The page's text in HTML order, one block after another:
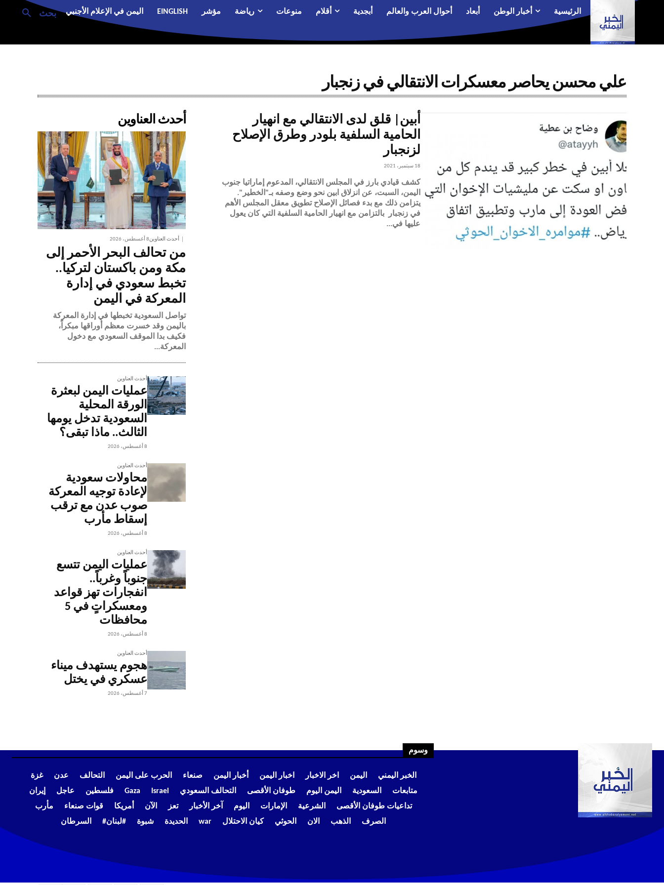
بحث الرئيسية أخبار الوطن أبعاد أحوال العرب والعالم أبجدية أقلام منوعات رياضة مؤشر EINGLISH اليمن في الإعلام الأجنبي
علي محسن يحاصر معسكرات الانتقالي في زنجبار
أبين| قلق لدى الانتقالي مع انهيار
الحامية السلفية بلودر وطرق الإصلاح
لزنجبار
18 سبتمبر، 2021
كشف قيادي بارز في المجلس الانتقالي، المدعوم إماراتيا جنوب
اليمن، السبت، عن انزلاق ابين نحو وضع وصفه بـ"الخطير".
يتزامن ذلك مع بدء فصائل الإصلاح تطويق معقل المجلس الأهم
في زنجبار بالتزامن مع انهيار الحامية السلفية التي كان يعول
عليها في...
أحدث العناوين
أحدث العناوين8 أغسطس، 2026
من تحالف البحر الأحمر إلى
مكة ومن باكستان لتركيا..
تخبط سعودي في إدارة
المعركة في اليمن
تواصل السعودية تخبطها في إدارة المعركة
باليمن وقد خسرت معظم أوراقها مبكراً،
فكيف بدا الموقف السعودي مع دخول
المعركة...
أحدث العناوين
عمليات اليمن لبعثرة
الورقة المحلية
السعودية تدخل يومها
الثالث.. ماذا تبقى؟
8 أغسطس، 2026
أحدث العناوين
محاولات سعودية
لإعادة توجيه المعركة
صوب عدن مع ترقب
إسقاط مأرب
8 أغسطس، 2026
أحدث العناوين
عمليات اليمن تتسع
جنوباً وغرباً..
انفجارات تهز قواعد
ومعسكراتٍ في 5
محافظات
8 أغسطس، 2026
أحدث العناوين
هجوم يستهدف ميناء
عسكري في يختل
7 أغسطس، 2026
وسوم
الخبر اليمني اليمن اخر الاخبار اخبار اليمن أخبار اليمن صنعاء الحرب على اليمن التحالف عدن
غزة
متابعات
السعودية اليمن اليوم طوفان الأقصى التحالف السعودي Israel
Gaza فلسطين عاجل
إيران
تداعيات طوفان الأقصى
الشرعية الإمارات اليوم آخر الأخبار تعز الآن أمريكا قوات صنعاء
مأرب
الصرف
الذهب الان الحوثي كيان الاحتلال war الحديدة شبوة #لبنان# السرطان